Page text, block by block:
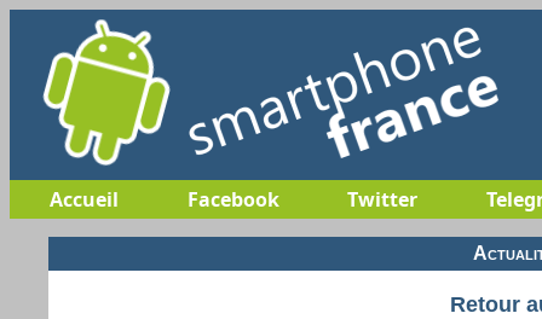
Accueil Facebook Twitter
Retour